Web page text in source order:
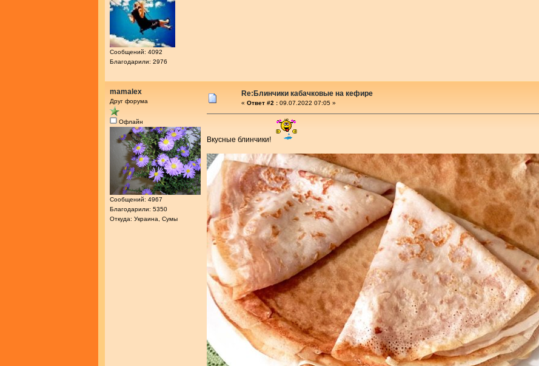
Сообщений: 4092
Благодарили: 2976
mamalex
Друг форума
Офлайн
Сообщений: 4967
Благодарили: 5350
Откуда: Украина, Сумы
Re:Блинчики кабачковые на кефире
« Ответ #2 : 09.07.2022 07:05 »
Вкусные блинчики!